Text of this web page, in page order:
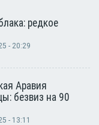
редкое
- 20:29
Аравия
безвиз на 90
- 13:11